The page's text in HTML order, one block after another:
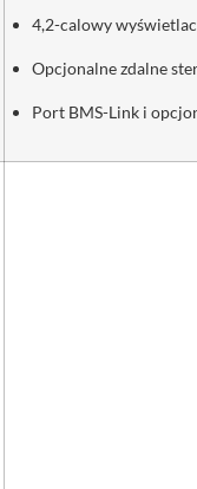
4,2-calowy
Opcjonalne zdalne
Port BMS-Link i